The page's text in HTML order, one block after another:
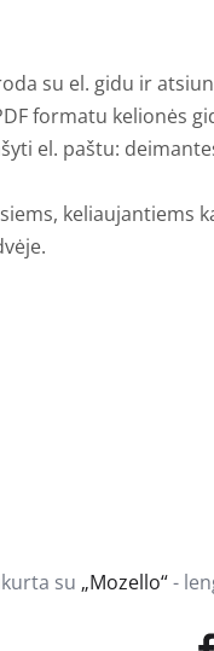
su el. gidu ir
formatu kelionės
el. paštu:
keliaujantiems
su „Mozello“-